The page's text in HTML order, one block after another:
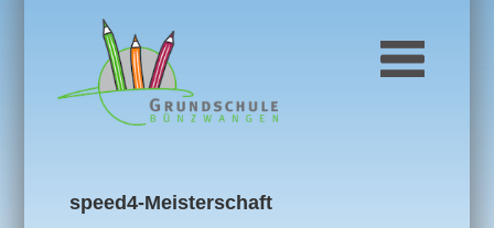
speed4-Meisterschaft